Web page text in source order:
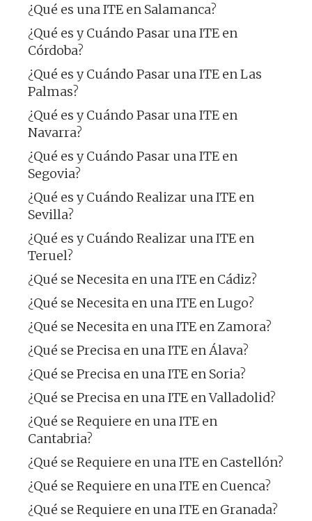
¿Qué es una ITE en Salamanca?
¿Qué es y Cuándo Pasar una ITE en
Córdoba?
¿Qué es y Cuándo Pasar una ITE en Las
Palmas?
¿Qué es y Cuándo Pasar una ITE en
Navarra?
¿Qué es y Cuándo Pasar una ITE en
Segovia?
¿Qué es y Cuándo Realizar una ITE en
Sevilla?
¿Qué es y Cuándo Realizar una ITE en
Teruel?
¿Qué se Necesita en una ITE en Cádiz?
¿Qué se Necesita en una ITE en Lugo?
¿Qué se Necesita en una ITE en Zamora?
¿Qué se Precisa en una ITE en Álava?
¿Qué se Precisa en una ITE en Soria?
¿Qué se Precisa en una ITE en Valladolid?
¿Qué se Requiere en una ITE en
Cantabria?
¿Qué se Requiere en una ITE en Castellón?
¿Qué se Requiere en una ITE en Cuenca?
¿Qué se Requiere en una ITE en Granada?